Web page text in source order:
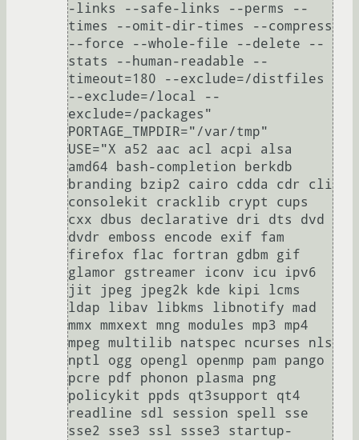
-links --safe-links --perms --
times --omit-dir-times --compress
--force --whole-file --delete --
stats --human-readable --
timeout=180 --exclude=/distfiles
--exclude=/local --
exclude=/packages"
PORTAGE_TMPDIR="/var/tmp"
USE="X a52 aac acl acpi alsa
amd64 bash-completion berkdb
branding bzip2 cairo cdda cdr cli
consolekit cracklib crypt cups
cxx dbus declarative dri dts dvd
dvdr emboss encode exif fam
firefox flac fortran gdbm gif
glamor gstreamer iconv icu ipv6
jit jpeg jpeg2k kde kipi lcms
ldap libav libkms libnotify mad
mmx mmxext mng modules mp3 mp4
mpeg multilib natspec ncurses nls
nptl ogg opengl openmp pam pango
pcre pdf phonon plasma png
policykit ppds qt3support qt4
readline sdl session spell sse
sse2 sse3 ssl ssse3 startup-